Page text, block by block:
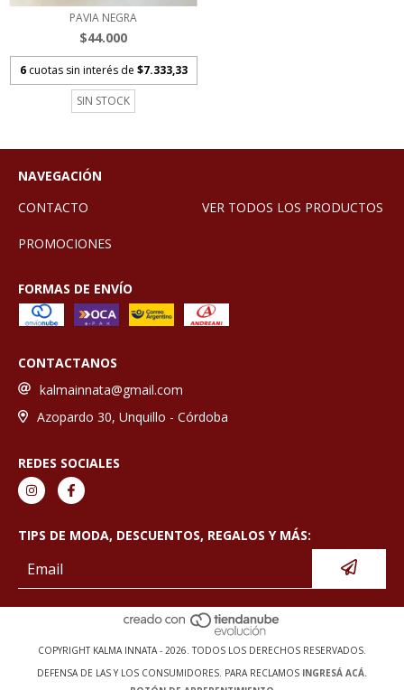
PAVIA NEGRA
$44.000
6 cuotas sin interés de $7.333,33
SIN STOCK
NAVEGACIÓN
CONTACTO
VER TODOS LOS PRODUCTOS
PROMOCIONES
FORMAS DE ENVÍO
CONTACTANOS
kalmainnata@gmail.com
Azopardo 30, Unquillo - Córdoba
REDES SOCIALES
TIPS DE MODA, DESCUENTOS, REGALOS Y MÁS:
COPYRIGHT KALMA INNATA - 2026. TODOS LOS DERECHOS RESERVADOS.
DEFENSA DE LAS Y LOS CONSUMIDORES. PARA RECLAMOS INGRESÁ ACÁ.